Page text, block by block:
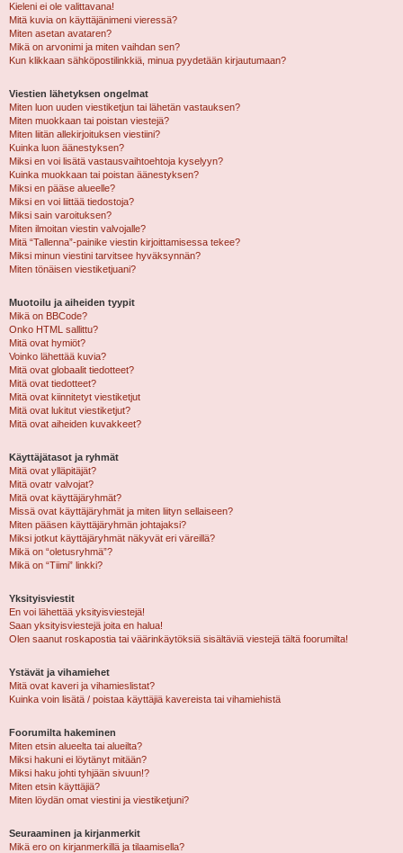
Kieleni ei ole valittavana!
Mitä kuvia on käyttäjänimeni vieressä?
Miten asetan avataren?
Mikä on arvonimi ja miten vaihdan sen?
Kun klikkaan sähköpostilinkkiä, minua pyydetään kirjautumaan?
Viestien lähetyksen ongelmat
Miten luon uuden viestiketjun tai lähetän vastauksen?
Miten muokkaan tai poistan viestejä?
Miten liitän allekirjoituksen viestiini?
Kuinka luon äänestyksen?
Miksi en voi lisätä vastausvaihtoehtoja kyselyyn?
Kuinka muokkaan tai poistan äänestyksen?
Miksi en pääse alueelle?
Miksi en voi liittää tiedostoja?
Miksi sain varoituksen?
Miten ilmoitan viestin valvojalle?
Mitä “Tallenna”-painike viestin kirjoittamisessa tekee?
Miksi minun viestini tarvitsee hyväksynnän?
Miten tönäisen viestiketjuani?
Muotoilu ja aiheiden tyypit
Mikä on BBCode?
Onko HTML sallittu?
Mitä ovat hymiöt?
Voinko lähettää kuvia?
Mitä ovat globaalit tiedotteet?
Mitä ovat tiedotteet?
Mitä ovat kiinnitetyt viestiketjut
Mitä ovat lukitut viestiketjut?
Mitä ovat aiheiden kuvakkeet?
Käyttäjätasot ja ryhmät
Mitä ovat ylläpitäjät?
Mitä ovatr valvojat?
Mitä ovat käyttäjäryhmät?
Missä ovat käyttäjäryhmät ja miten liityn sellaiseen?
Miten pääsen käyttäjäryhmän johtajaksi?
Miksi jotkut käyttäjäryhmät näkyvät eri väreillä?
Mikä on “oletusryhmä”?
Mikä on “Tiimi” linkki?
Yksityisviestit
En voi lähettää yksityisviestejä!
Saan yksityisviestejä joita en halua!
Olen saanut roskapostia tai väärinkäytöksiä sisältäviä viestejä tältä foorumilta!
Ystävät ja vihamiehet
Mitä ovat kaveri ja vihamieslistat?
Kuinka voin lisätä / poistaa käyttäjiä kavereista tai vihamiehistä
Foorumilta hakeminen
Miten etsin alueelta tai alueilta?
Miksi hakuni ei löytänyt mitään?
Miksi haku johti tyhjään sivuun!?
Miten etsin käyttäjiä?
Miten löydän omat viestini ja viestiketjuni?
Seuraaminen ja kirjanmerkit
Mikä ero on kirjanmerkillä ja tilaamisella?